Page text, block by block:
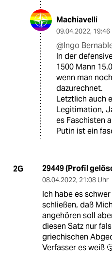
Machiavelli
09.04.2022, 19:46
@Ingo
In der
1500 Mann
wenn man
dazurechnet.
Letztlich auch
Legitimation,
es Faschisten
Putin ist ein
2G 29449 (Profil
08.04.2022, 21:08 Uhr
Ich habe es
schließen, daß
angehören soll
diesen Satz nur
griechischen
Verfasser es weiß